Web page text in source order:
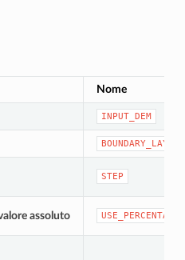
Nome
INPUT_DEM
BOUNDARY_LAYER
STEP
assoluto USE_PERCENTAGE